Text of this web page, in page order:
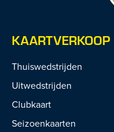
KAARTVERKOOP
Thuiswedstrijden
Uitwedstrijden
Clubkaart
Seizoenkaarten